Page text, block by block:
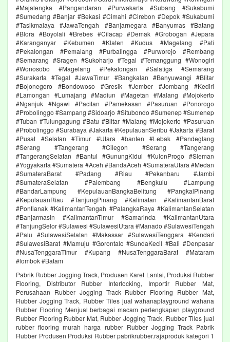
#Majalengka #Pangandaran #Purwakarta #Subang #Sukabumi
#Sumedang #Banjar #Bekasi #Cimahi #Cirebon #Depok #Sukabumi
#Tasikmalaya #JawaTengah #Banjarnegara #Banyumas #Batang
#Blora #Boyolali #Brebes #Cilacap #Demak #Grobogan #Jepara
#Karanganyar #Kebumen #Klaten #Kudus #Magelang #Pati
#Pekalongan #Pemalang #Purbalingga #Purworejo #Rembang
#Semarang #Sragen #Sukoharjo #Tegal #Temanggung #Wonogiri
#Wonosobo #Magelang #Pekalongan #Salatiga #Semarang
#Surakarta #Tegal #JawaTimur #Bangkalan #Banyuwangi #Blitar
#Bojonegoro #Bondowoso #Gresik #Jember #Jombang #Kediri
#Lamongan #Lumajang #Madiun #Magetan #Malang #Mojokerto
#Nganjuk #Ngawi #Pacitan #Pamekasan #Pasuruan #Ponorogo
#Probolinggo #Sampang #Sidoarjo #Situbondo #Sumenep #Sumenep
#Tuban #Tulungagung #Batu #Blitar #Malang #Mojokerto #Pasuruan
#Probolinggo #Surabaya #Jakarta #KepulauanSeribu #Jakarta #Barat
#Pusat #Selatan #Timur #Utara #banten #Lebak #Pandeglang
#Serang #Tangerang #Cilegon #Serang #Tangerang
#TangerangSelatan #Bantul #GunungKidul #KulonProgo #Sleman
#Yogyakarta #Sumatera #Aceh #BandaAceh #SumateraUtara #Medan
#SumateraBarat #Padang #Riau #Pekanbaru #Jambi
#SumateraSelatan #Palembang #Bengkulu #Lampung
#BandarLampung #KepulauanBangkaBelitung #PangkalPinang
#KepulauanRiau #TanjungPinang #Kalimatan #KalimantanBarat
#Pontianak #KalimantanTengah #PalangkaRaya #KalimantanSelatan
#Banjarmasin #KalimantanTimur #Samarinda #KalimantanUtara
#TanjungSelor #Sulawesi #SulawesiUtara #Manado #SulawesiTengah
#Palu #SulawesiSelatan #Makassar #SulawesiTenggara #Kendari
#SulawesiBarat #Mamuju #Gorontalo #SundaKecil #Bali #Denpasar
#NusaTenggaraTimur #Kupang #NusaTenggaraBarat #Mataram
#lombok #Batam
Pabrik Rubber Jogging Track, Produsen Karet Lantai, Produksi Rubber
Flooring, Distributor Rubber Interlocking, Importir Rubber Mat,
Perusahaan Rubber Jogging Track Rubber Flooring Rubber Mat,
Rubber Jogging Track, Rubber Tiles jual wahanaplayground wahana
Rubber Flooring Menjual berbagai macam perlengkapan playground
Rubber Flooring Rubber Mat, Rubber Jogging Track, Rubber Tiles jual
rubber flooring murah harga rubber Rubber Jogging Track Pabrik
Rubber Produsen Produksi Rubber pabrikrubber.rajaproduk kategori 1